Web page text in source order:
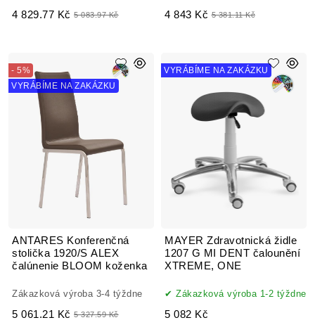
4 829.77 Kč 5 083.97 Kč 4 843 Kč 5 381.11 Kč
ANTARES Konferenčná
stolička 1920/S ALEX
čalúnenie BLOOM koženka
- 5%
VYRÁBÍME NA ZAKÁZKU
Zákazková výroba 3-4 týždne
5 061.21 Kč 5 327.59 Kč
MAYER Zdravotnická židle
1207 G MI DENT čalounění
XTREME, ONE
VYRÁBÍME NA ZAKÁZKU
Zákazková výroba 1-2 týždne
5 082 Kč